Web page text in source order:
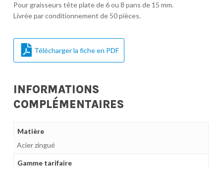
Pour graisseurs tête plate de 6 ou 8 pans de 15 mm.
Livrée par conditionnement de 50 pièces.
Télécharger la fiche en PDF
INFORMATIONS
COMPLÉMENTAIRES
Matière
Acier zingué
Gamme tarifaire